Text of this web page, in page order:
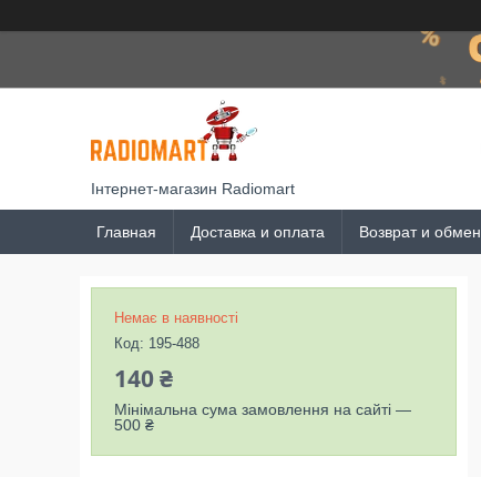
Інтернет-магазин Radiomart
Главная Доставка и оплата Возврат и обмен
Немає в наявності
Код: 195-488
140 ₴
Мінімальна сума замовлення на сайті —
500 ₴